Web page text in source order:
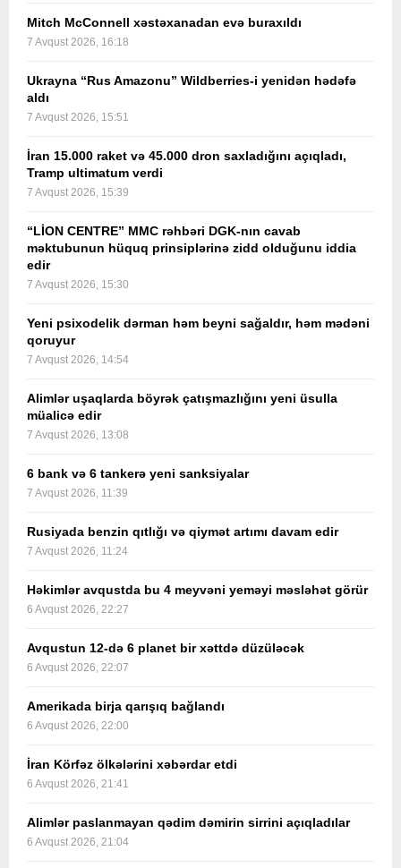
Mitch McConnell xəstəxanadan evə buraxıldı
7 Avqust 2026, 16:18
Ukrayna “Rus Amazonu” Wildberries-i yenidən hədəfə
aldı
7 Avqust 2026, 15:51
İran 15.000 raket və 45.000 dron saxladığını açıqladı,
Tramp ultimatum verdi
7 Avqust 2026, 15:39
“LİON CENTRE” MMC rəhbəri DGK-nın cavab
məktubunun hüquq prinsiplərinə zidd olduğunu iddia
edir
7 Avqust 2026, 15:30
Yeni psixodelik dərman həm beyni sağaldır, həm mədəni
qoruyur
7 Avqust 2026, 14:54
Alimlər uşaqlarda böyrək çatışmazlığını yeni üsulla
müalicə edir
7 Avqust 2026, 13:08
6 bank və 6 tankerə yeni sanksiyalar
7 Avqust 2026, 11:39
Rusiyada benzin qıtlığı və qiymət artımı davam edir
7 Avqust 2026, 11:24
Həkimlər avqustda bu 4 meyvəni yeməyi məsləhət görür
6 Avqust 2026, 22:27
Avqustun 12-də 6 planet bir xəttdə düzüləcək
6 Avqust 2026, 22:07
Amerikada birja qarışıq bağlandı
6 Avqust 2026, 22:00
İran Körfəz ölkələrini xəbərdar etdi
6 Avqust 2026, 21:41
Alimlər paslanmayan qədim dəmirin sirrini açıqladılar
6 Avqust 2026, 21:04